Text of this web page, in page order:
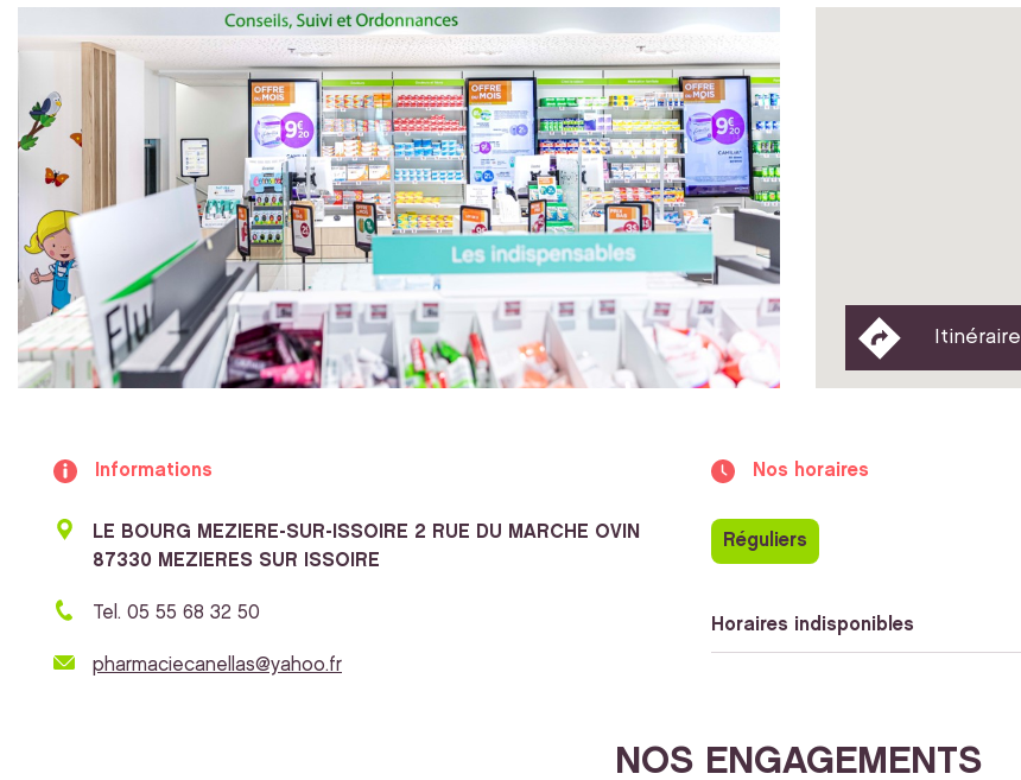
Itinéraire
Informations
LE BOURG MEZIERE-SUR-ISSOIRE 2 RUE DU MARCHE OVIN
87330 MEZIERES SUR ISSOIRE
Tel. 05 55 68 32 50
pharmaciecanellas@yahoo.fr
Nos horaires
Réguliers
Horaires indisponibles
NOS ENGAGEMENTS